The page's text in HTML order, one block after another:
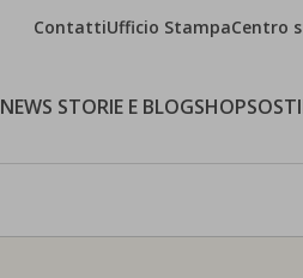
NEWS STORIE E BLOGSHOP
ContattiUfficio StampaCentro